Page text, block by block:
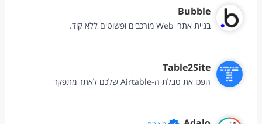
Bubble
בניית אתרי Web מורכבים ופשוטים ללא קוד.
Table2Site
הפכו את טבלת ה-Airtable שלכם לאתר מתפקד